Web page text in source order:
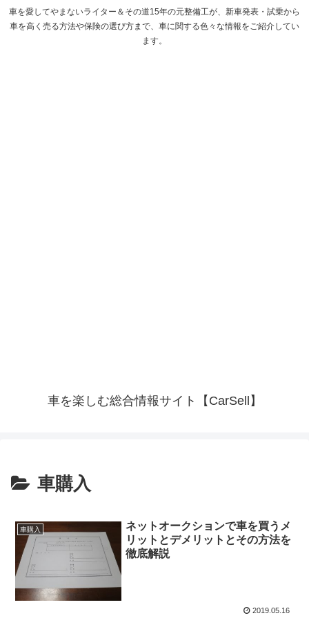
車を愛してやまないライター＆その道15年の元整備工が、新車発表・試乗から
車を高く売る方法や保険の選び方まで、車に関する色々な情報をご紹介してい
ます。
車を楽しむ総合情報サイト【CarSell】
車購入
車購入
ネットオークションで車を買うメ
リットとデメリットとその方法を
徹底解説
2019.05.16